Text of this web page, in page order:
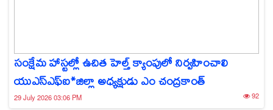
సంక్షేమ హాస్టల్లో ఉచిత హెల్త్ క్యాంపులో నిర్వహించాలి
యుఎస్ఎఫ్ఐ*జిల్లా అధ్యక్షుడు ఎం చంద్రకాంత్
29 July 2026 03:06 PM 92